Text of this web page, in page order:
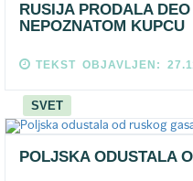
RUSIJA PRODALA
NEPOZNATOM KUPCU
TEKST OBJAVLJEN:
SVET
POLJSKA ODUSTALA